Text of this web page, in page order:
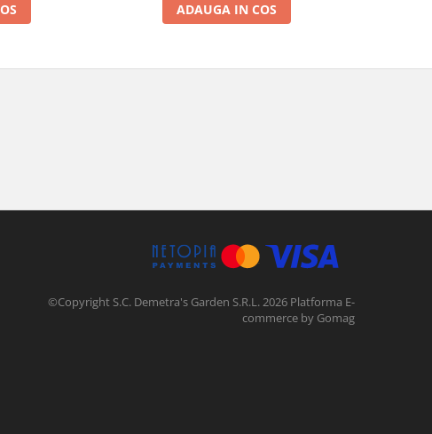
ADAUGA IN COS
©Copyright S.C. Demetra's Garden S.R.L. 2026 Platforma E-
commerce by Gomag